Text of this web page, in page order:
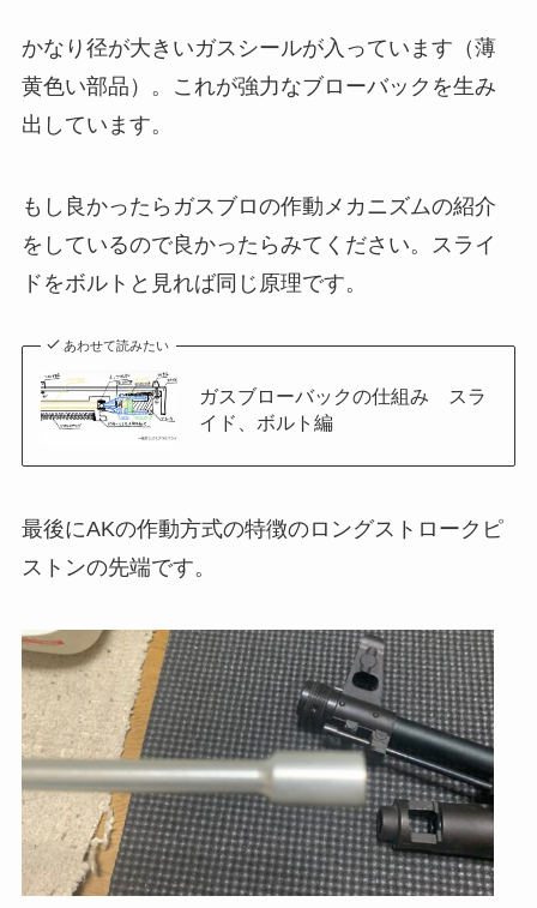
かなり径が大きいガスシールが入っています（薄
黄色い部品）。これが強力なブローバックを生み
出しています。
もし良かったらガスブロの作動メカニズムの紹介
をしているので良かったらみてください。スライ
ドをボルトと見れば同じ原理です。
あわせて読みたい
ガスブローバックの仕組み スラ
イド、ボルト編
最後にAKの作動方式の特徴のロングストロークピ
ストンの先端です。